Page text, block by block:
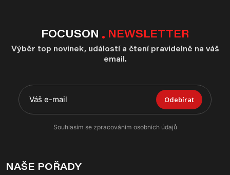
FOCUSON NEWSLETTER
Výběr top novinek, událostí a čtení pravidelně na váš
email.
Odebírat
Souhlasím se zpracováním osobních údajů
NAŠE POŘADY